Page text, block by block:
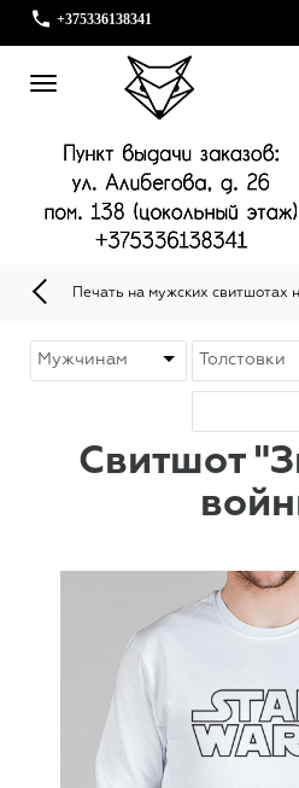
+375336138341
Печать на мужских свитшотах
Свитшот